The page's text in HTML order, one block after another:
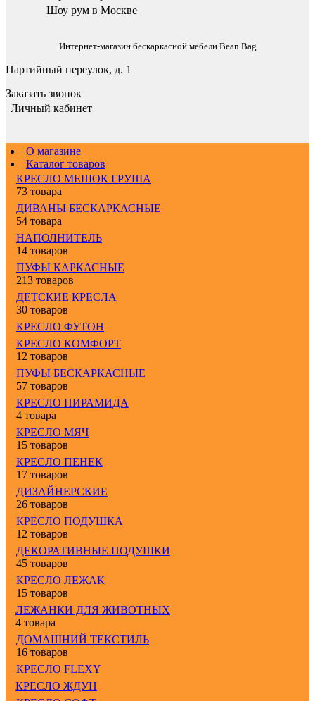
Шоу рум в Москве
Интернет-магазин бескаркасной мебели Bean Bag
Партийный переулок, д. 1
Заказать звонок
Личный кабинет
О магазине
Каталог товаров
КРЕСЛО МЕШОК ГРУША
73 товара
ДИВАНЫ БЕСКАРКАСНЫЕ
54 товара
НАПОЛНИТЕЛЬ
14 товаров
ПУФЫ КАРКАСНЫЕ
213 товаров
ДЕТСКИЕ КРЕСЛА
30 товаров
КРЕСЛО ФУТОН
КРЕСЛО КОМФОРТ
12 товаров
ПУФЫ БЕСКАРКАСНЫЕ
57 товаров
КРЕСЛО ПИРАМИДА
4 товара
КРЕСЛО МЯЧ
15 товаров
КРЕСЛО ПЕНЕК
17 товаров
ДИЗАЙНЕРСКИЕ
26 товаров
КРЕСЛО ПОДУШКА
12 товаров
ДЕКОРАТИВНЫЕ ПОДУШКИ
45 товаров
КРЕСЛО ЛЕЖАК
15 товаров
ЛЕЖАНКИ ДЛЯ ЖИВОТНЫХ
4 товара
ДОМАШНИЙ ТЕКСТИЛЬ
16 товаров
КРЕСЛО FLEXY
КРЕСЛО ЖДУН